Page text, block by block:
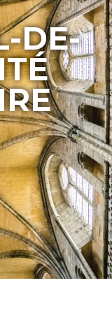
DE-